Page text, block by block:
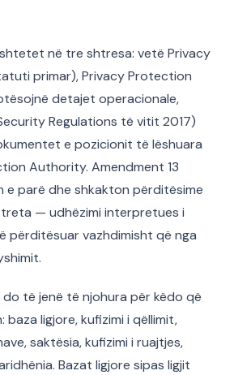
në tre shtresa: vetë Privacy
primar), Privacy Protection
detajet operacionale,
Regulations të vitit 2017)
e pozicionit të lëshuara
Authority. Amendment 13
e parë dhe shkakton përditësime
— udhëzimi interpretues i
vazhdimisht që nga
të jenë të njohura për këdo që
baza ligjore, kufizimi i qëllimit,
saktësia, kufizimi i ruajtjes,
Bazat ligjore sipas ligjit